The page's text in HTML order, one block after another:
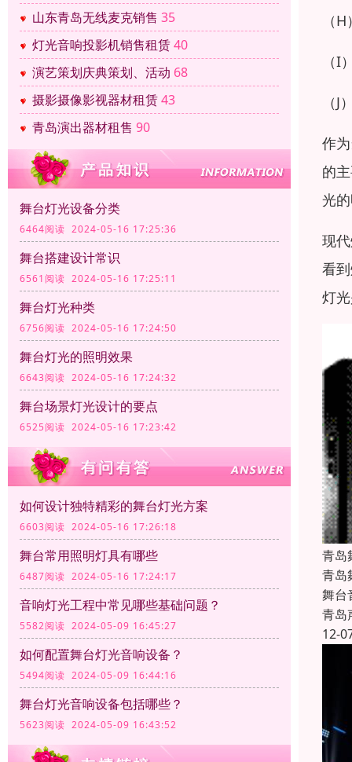
山东青岛无线麦克销售 35
灯光音响投影机销售租赁40
演艺策划庆典策划、活动 68
摄影摄像影视器材租赁43
青岛演出器材租售 90
舞台灯光设备分类
6464阅读 2024-05-16 17:25:36
舞台搭建设计常识
6561阅读 2024-05-16 17:25:11
舞台灯光种类
6756阅读 2024-05-16 17:24:50
舞台灯光的照明效果
6643阅读 2024-05-16 17:24:32
舞台场景灯光设计的要点
6525阅读 2024-05-16 17:23:42
如何设计独特精彩的舞台灯光方案
6603阅读 2024-05-16 17:26:18
舞台常用照明灯具有哪些
6487阅读 2024-05-16 17:24:17
音响灯光工程中常见哪些基础问题？
5582阅读 2024-05-09 16:45:27
如何配置舞台灯光音响设备？
5494阅读 2024-05-09 16:44:16
舞台灯光音响设备包括哪些？
5623阅读 2024-05-09 16:43:52
（
（I
（
作
的
光
现
看
灯
青岛
青岛
舞台
青岛
12-